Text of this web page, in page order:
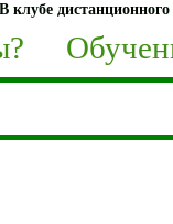
В клубе дистанционного